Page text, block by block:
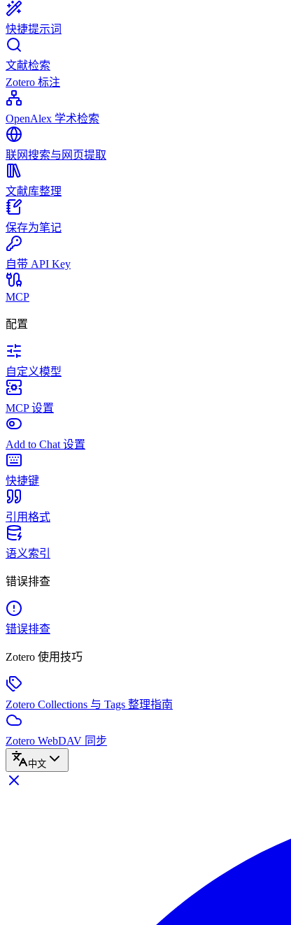
快捷提示词
文献检索
Zotero 标注
OpenAlex 学术检索
联网搜索与网页提取
文献库整理
保存为笔记
自带 API Key
MCP
配置
自定义模型
MCP 设置
Add to Chat 设置
快捷键
引用格式
语义索引
错误排查
错误排查
Zotero 使用技巧
Zotero Collections 与 Tags 整理指南
Zotero WebDAV 同步
中文